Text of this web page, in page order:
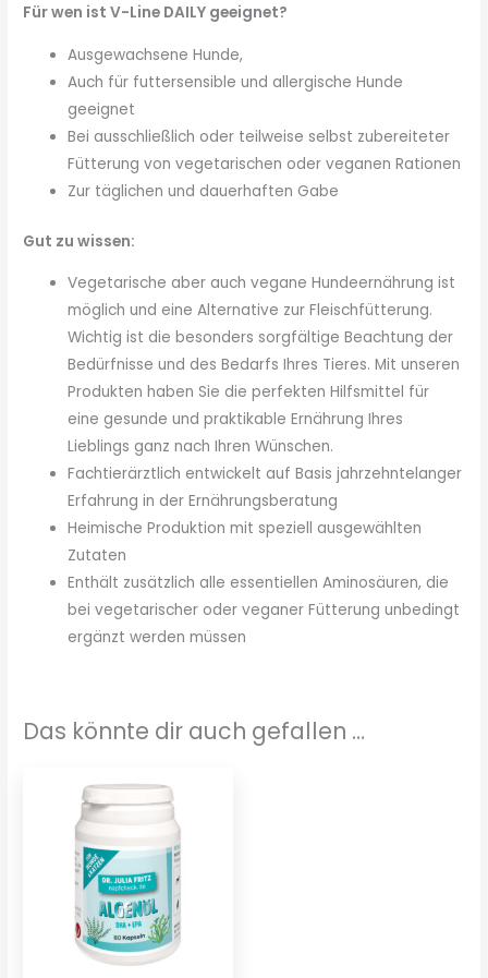
Für wen istV-Line DAILY geeignet?
Ausgewachsene Hunde,
Auch für futtersensible und allergische Hunde
geeignet
Bei ausschließlich oder teilweise selbst zubereiteter
Fütterung von vegetarischen oder veganen Rationen
Zur täglichen und dauerhaften Gabe
Gut zu wissen:
Vegetarische aber auch vegane Hundeernährung ist
möglich und eine Alternative zur Fleischfütterung.
Wichtig ist die besonders sorgfältige Beachtung der
Bedürfnisse und des Bedarfs Ihres Tieres. Mit unseren
Produkten haben Sie die perfekten Hilfsmittel für
eine gesunde und praktikable Ernährung Ihres
Lieblings ganz nach Ihren Wünschen.
Fachtierärztlich entwickelt auf Basis jahrzehntelanger
Erfahrung in der Ernährungsberatung
Heimische Produktion mit speziell ausgewählten
Zutaten
Enthält zusätzlich alle essentiellen Aminosäuren, die
bei vegetarischer oder veganer Fütterung unbedingt
ergänzt werden müssen
Das könnte dir auch gefallen …